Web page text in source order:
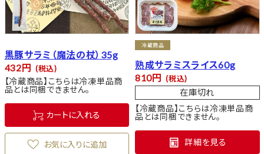
黒豚サラミ（魔法の杖）35g
432 税込
【冷蔵商品】こちらは冷凍単品商
品とは同梱できません。
カートに入れる
お気に入りに追加
冷蔵商品
熟成サラミスライス60g
810 税込
在庫切れ
【冷蔵商品】こちらは冷凍単品商
品とは同梱できません。
詳細を見る